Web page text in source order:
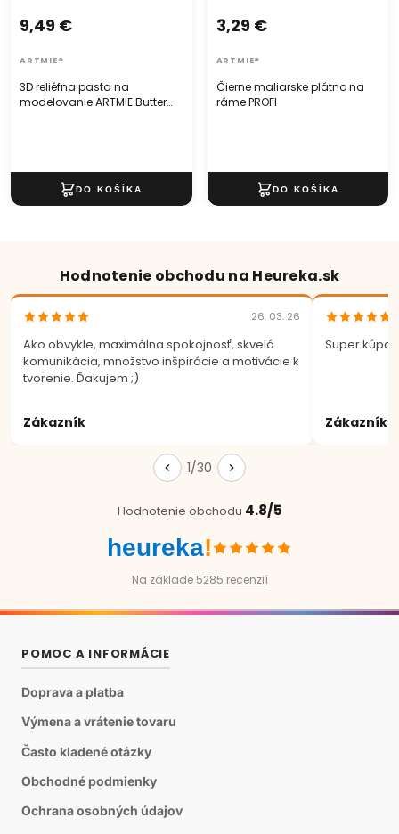
maliarskym plátnom na ráme.
3D reliéfna pasta na
modelovanie ARTMIE Butter
9,49 €
ARTMIE®
Čierne maliarske plátno na
ráme PROFI
3,29 €
ARTMIE®
Hodnotenie obchodu na Heureka.sk
26. 03. 26
Ako obvykle, maximálna spokojnosť, skvelá
komunikácia, množstvo inšpirácie a motivácie k
tvorenie. Ďakujem ;)
Zákazník
Super
Zákazník
1/30
Hodnotenie obchodu 4.8/5
heureka!
Na základe 5285 recenzií
POMOC A INFORMÁCIE
Doprava a platba
Výmena a vrátenie tovaru
Často kladené otázky
Obchodné podmienky
Ochrana osobných údajov